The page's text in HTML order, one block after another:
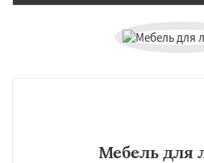
Мебель для